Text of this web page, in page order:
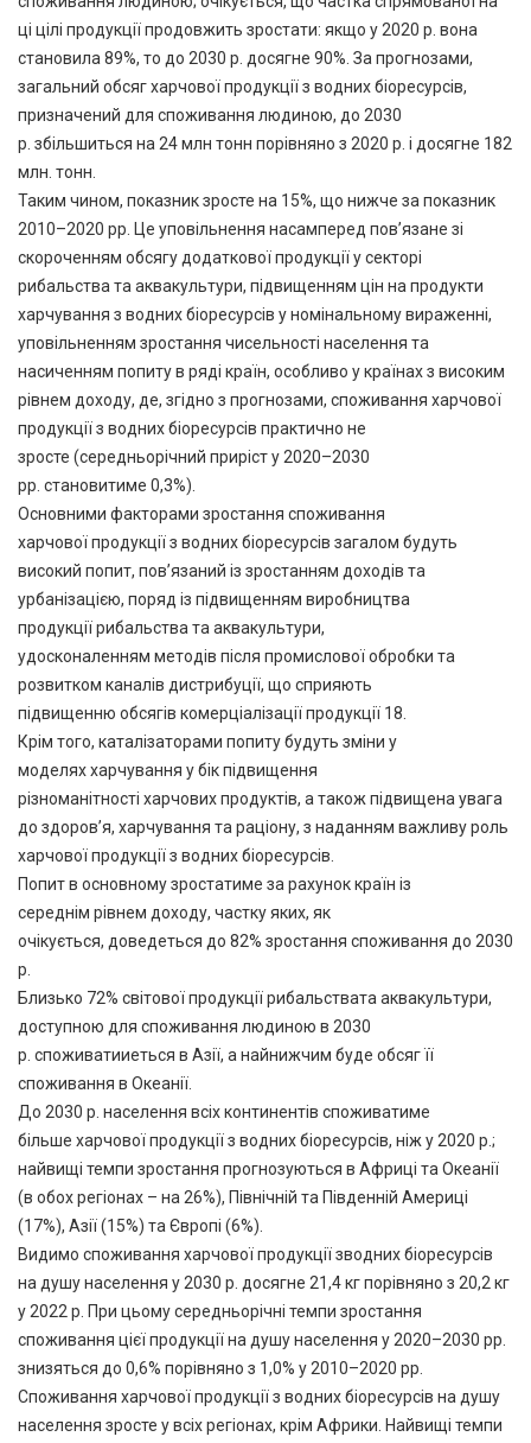
ці цілі продукції продовжить зростати: якщо у 2020 р. вона
становила 89%, то до 2030 р. досягне 90%. За прогнозами,
загальний обсяг харчової продукції з водних біоресурсів,
призначений для споживання людиною, до 2030
р. збільшиться на 24 млн тонн порівняно з 2020 р. і досягне 182
млн. тонн.
Таким чином, показник зросте на 15%, що нижче за показник
2010–2020 рр. Це уповільнення насамперед пов’язане зі
скороченням обсягу додаткової продукції у секторі
рибальства та аквакультури, підвищенням цін на продукти
харчування з водних біоресурсів у номінальному вираженні,
уповільненням зростання чисельності населення та
насиченням попиту в ряді країн, особливо у країнах з високим
рівнем доходу, де, згідно з прогнозами, споживання харчової
продукції з водних біоресурсів практично не
зросте (середньорічний приріст у 2020–2030
рр. становитиме 0,3%).
Основними факторами зростання споживання
харчової продукції з водних біоресурсів загалом будуть
високий попит, пов’язаний із зростанням доходів та
урбанізацією, поряд із підвищенням виробництва
продукції рибальства та аквакультури,
удосконаленням методів після промислової обробки та
розвитком каналів дистрибуції, що сприяють
підвищенню обсягів комерціалізації продукції 18.
Крім того, каталізаторами попиту будуть зміни у
моделях харчування у бік підвищення
різноманітності харчових продуктів, а також підвищена увага
до здоров’я, харчування та раціону, з наданням важливу роль
харчової продукції з водних біоресурсів.
Попит в основному зростатиме за рахунок країн із
середнім рівнем доходу, частку яких, як
очікується, доведеться до 82% зростання споживання до 2030
р.
Близько 72% світової продукції рибальствата аквакультури,
доступною для споживання людиною в 2030
р. споживатииеться в Азії, а найнижчим буде обсяг її
споживання в Океанії.
До 2030 р. населення всіх континентів споживатиме
більше харчової продукції з водних біоресурсів, ніж у 2020 р.;
найвищі темпи зростання прогнозуються в Африці та Океанії
(в обох регіонах – на 26%), Північній та Південній Америці
(17%), Азії (15%) та Європі (6%).
Видимо споживання харчової продукції зводних біоресурсів
на душу населення у 2030 р. досягне 21,4 кг порівняно з 20,2 кг
у 2022 р. При цьому середньорічні темпи зростання
споживання цієї продукції на душу населення у 2020–2030 рр.
знизяться до 0,6% порівняно з 1,0% у 2010–2020 рр.
Споживання харчової продукції з водних біоресурсів на душу
населення зросте у всіх регіонах, крім Африки. Найвищі темпи